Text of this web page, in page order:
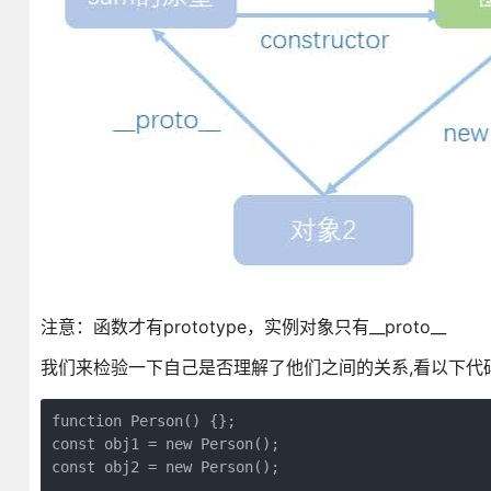
注意：函数才有prototype，实例对象只有__proto__
我们来检验一下自己是否理解了他们之间的关系,看以下代
function Person() {};
const obj1 = new Person();
const obj2 = new Person();